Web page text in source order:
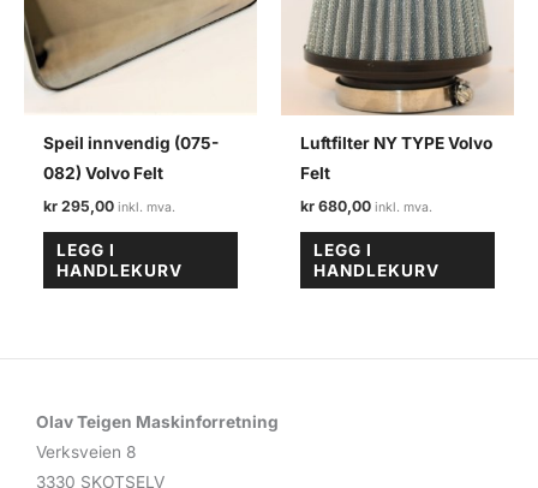
Speil innvendig (075-
082) Volvo Felt
kr 295,00
LEGG I
HANDLEKURV
Luftfilter NY TYPE Volvo
Felt
kr 680,00
LEGG I
HANDLEKURV
Olav Teigen Maskinforretning
Verksveien 8
3330 SKOTSELV